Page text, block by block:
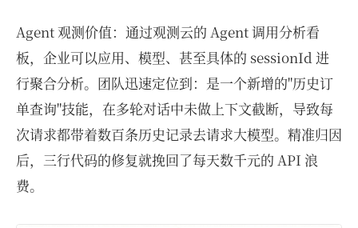
Agent 观测价值：通过观测云的 Agent 调用分析看
板，企业可以应用、模型、甚至具体的 sessionId 进
行聚合分析。团队迅速定位到：是一个新增的"历史订
单查询"技能，在多轮对话中未做上下文截断，导致每
次请求都带着数百条历史记录去请求大模型。精准归因
后，三行代码的修复就挽回了每天数千元的 API 浪
费。